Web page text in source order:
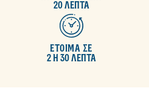
20 ΛΕΠΤΑ
2 H 30 ΛΕΠΤΑ
ΕΤΟΙΜΑ ΣΕ